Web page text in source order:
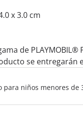
x 3.0 cm
de
se
para niños menores de